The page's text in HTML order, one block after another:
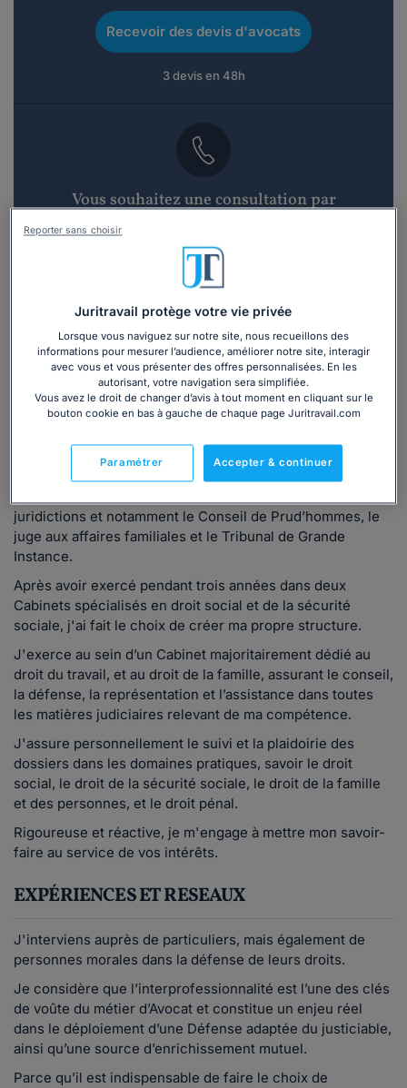
Recevoir des devis d'avocats
3 devis en 48h
Vous souhaitez une consultation par
Consulter immédiatement
ou appelez le 01 75 75 42 33(8h à 21h du lundi au
Vous êtes avocat ?
Présentation
juridictions et notamment le Conseil de Prud’hommes, le
juge aux affaires familiales et le Tribunal de Grande
Instance.
Après avoir exercé pendant trois années dans deux
Cabinets spécialisés en droit social et de la sécurité
sociale, j'ai fait le choix de créer ma propre structure.
J'exerce au sein d’un Cabinet majoritairement dédié au
droit du travail, et au droit de la famille, assurant le conseil,
la défense, la représentation et l’assistance dans toutes
les matières judiciaires relevant de ma compétence.
J'assure personnellement le suivi et la plaidoirie des
dossiers dans les domaines pratiques, savoir le droit
social, le droit de la sécurité sociale, le droit de la famille
et des personnes, et le droit pénal.
Rigoureuse et réactive, je m'engage à mettre mon savoir-
faire au service de vos intérêts.
EXPÉRIENCES ET RESEAUX
J'interviens auprès de particuliers, mais également de
personnes morales dans la défense de leurs droits.
Je considère que l’interprofessionnalité est l’une des clés
de voûte du métier d’Avocat et constitue un enjeu réel
dans le déploiement d’une Défense adaptée du justiciable,
ainsi qu’une source d’enrichissement mutuel.
Parce qu’il est indispensable de faire le choix de
Juritravail protège votre vie privée
Lorsque vous naviguez sur notre site, nous recueillons des
informations pour mesurer l’audience, améliorer notre site, interagir
avec vous et vous présenter des offres personnalisées. En les
autorisant, votre navigation sera simplifiée.
Vous avez le droit de changer d’avis à tout moment en cliquant sur le
bouton cookie en bas à gauche de chaque page Juritravail.com
Accepter & continuer
Paramétrer
Reporter sans choisir